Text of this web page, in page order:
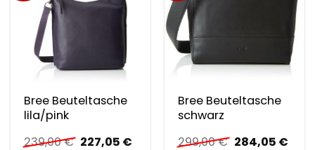
Bree Beuteltasche
lila/pink
239,00€ Ursprünglicher
227,05 € Aktueller
Bree Beuteltasche
schwarz
299,00€ 284,05 €